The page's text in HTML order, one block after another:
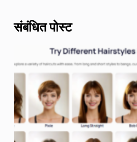
संबंधित पोस्ट